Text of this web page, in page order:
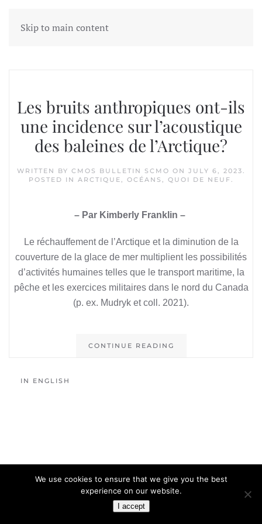
Skip to main content
Tag:baffin
Les bruits anthropiques ont-ils
une incidence sur l’acoustique
des baleines de l’Arctique?
WRITTEN BY CMOS BULLETIN SCMO ON JULY 6, 2023.
POSTED IN ARCTIQUE, OCÉANS , QUOI DE NEUF.
– Par Kimberly Franklin –
Le réchauffement de l’Arctique et la diminution de la
couverture de la glace de mer multiplient les possibilités
d’activités humaines telles que le transport maritime, la
pêche et les exercices militaires dans le nord du Canada
(p. ex. Mudryk et coll. 2021).
CONTINUE READING
IN ENGLISH
We use cookies to ensure that we give you the best
experience on our website.
I accept